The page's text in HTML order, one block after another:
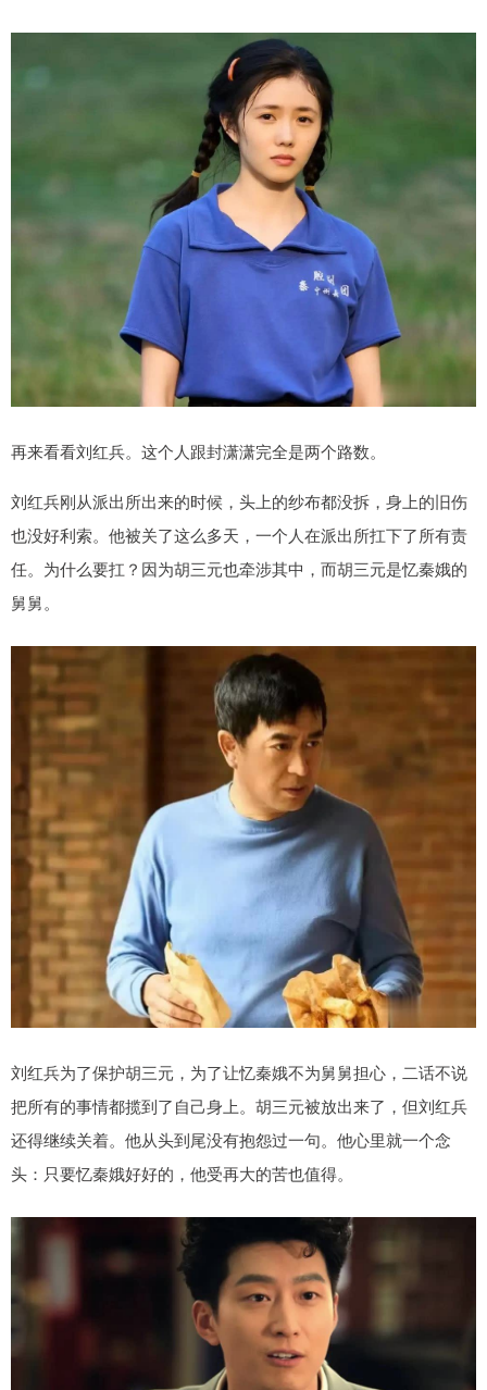
再来看看刘红兵。这个人跟封潇潇完全是两个路数。
刘红兵刚从派出所出来的时候，头上的纱布都没拆，身上的旧伤
也没好利索。他被关了这么多天，一个人在派出所扛下了所有责
任。为什么要扛？因为胡三元也牵涉其中，而胡三元是忆秦娥的
舅舅。
刘红兵为了保护胡三元，为了让忆秦娥不为舅舅担心，二话不说
把所有的事情都揽到了自己身上。胡三元被放出来了，但刘红兵
还得继续关着。他从头到尾没有抱怨过一句。他心里就一个念
头：只要忆秦娥好好的，他受再大的苦也值得。